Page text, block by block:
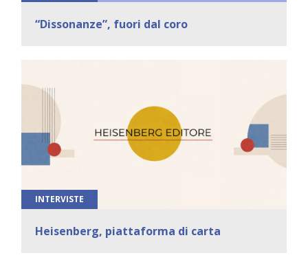
“Dissonanze”, fuori dal coro
INTERVISTE
Heisenberg, piattaforma di carta